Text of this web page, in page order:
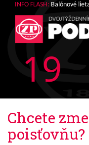
INFO FLASH: Balónové
19
Chcete
poisťovňu?